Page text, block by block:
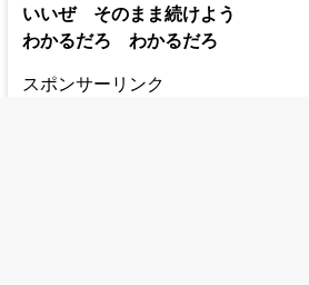
いいぜ そのまま続けよう
わかるだろ わかるだろ
スポンサーリンク